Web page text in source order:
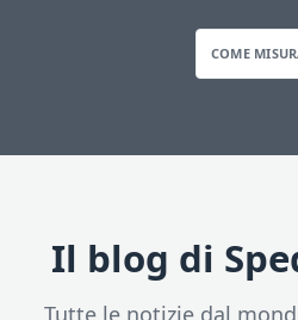
COME
Il blog di
Tutte le notizie dal